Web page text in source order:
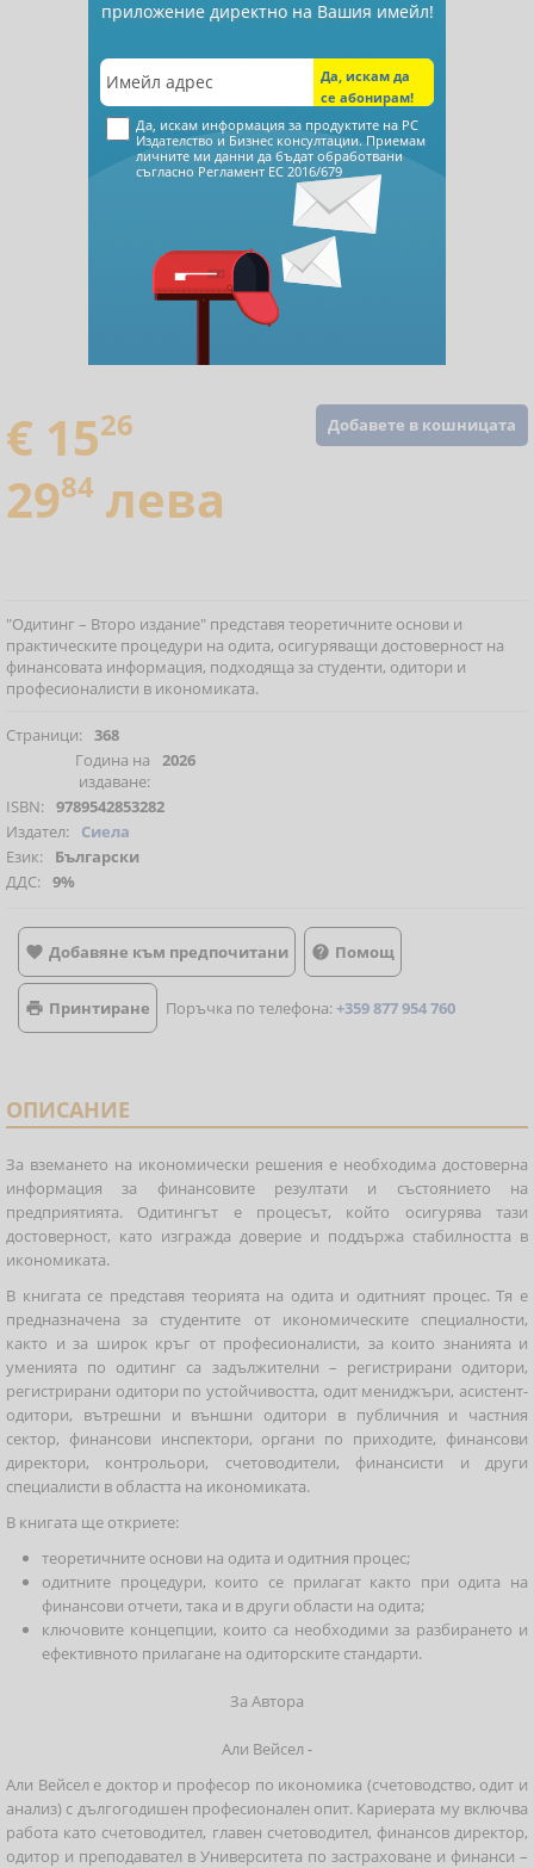
Добавете в кошницата
€ 1526
2984 лева
"Одитинг – Второ издание" представя теоретичните основи и
практическите процедури на одита, осигуряващи достоверност на
финансовата информация, подходяща за студенти, одитори и
професионалисти в икономиката.
Страници: 368
Година на
издаване:
2026
ISBN: 9789542853282
Издател:
Сиела
Език:
Български
ДДС: 9%
 Добавяне към предпочитани  Помощ
 Принтиране Поръчка по телефона:+359 877 954 760
ОПИСАНИЕ
За вземането на икономически решения е необходима достоверна
информация за финансовите резултати и състоянието на
предприятията. Одитингът е процесът, който осигурява тази
достоверност, като изгражда доверие и поддържа стабилността в
икономиката.
В книгата се представя теорията на одита и одитният процес. Тя е
предназначена за студентите от икономическите специалности,
както и за широк кръг от професионалисти, за които знанията и
уменията по одитинг са задължителни – регистрирани одитори,
регистрирани одитори по устойчивостта, одит мениджъри, асистент-
одитори, вътрешни и външни одитори в публичния и частния
сектор, финансови инспектори, органи по приходите, финансови
директори, контрольори, счетоводители, финансисти и други
специалисти в областта на икономиката.
В книгата ще откриете:
теоретичните основи на одита и одитния процес;
одитните процедури, които се прилагат както при одита на
финансови отчети, така и в други области на одита;
ключовите концепции, които са необходими за разбирането и
ефективното прилагане на одиторските стандарти.
За Автора
Али Вейсел -
Aли Вейсел е доктор и професор по икономика (счетоводство, одит и
анализ) с дългогодишен професионален опит. Кариерата му включва
работа като счетоводител, главен счетоводител, финансов директор,
одитор и преподавател в Университета по застраховане и финанси –
приложение директно на Вашия имейл!
Да, искам информация за продуктите на РС
Издателство и Бизнес консултации. Приемам
личните ми данни да бъдат обработвани
съгласно Регламент ЕС 2016/679